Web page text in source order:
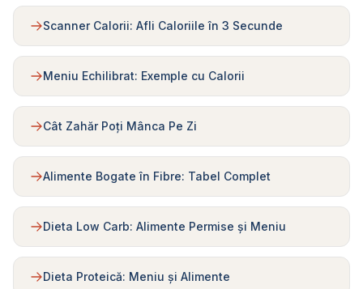
Scanner Calorii: Afli Caloriile în 3 Secunde
Meniu Echilibrat: Exemple cu Calorii
Cât Zahăr Poți Mânca Pe Zi
Alimente Bogate în Fibre: Tabel Complet
Dieta Low Carb: Alimente Permise și Meniu
Dieta Proteică: Meniu și Alimente